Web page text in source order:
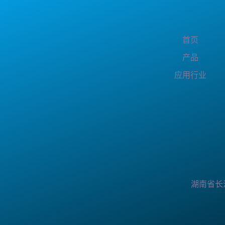
首页
产品
应用行业
湖南省